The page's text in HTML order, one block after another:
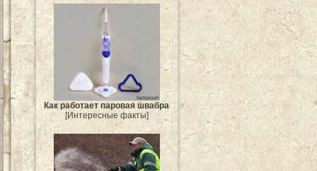
Как работает паровая швабра
[Интересные факты]